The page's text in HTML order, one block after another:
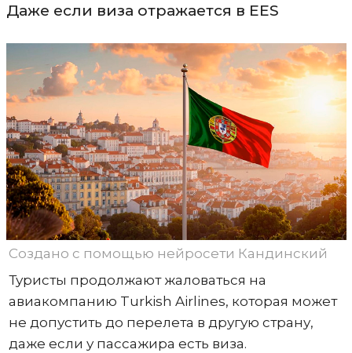
Даже если виза отражается в EES
Создано с помощью нейросети Кандинский
Туристы продолжают жаловаться на
авиакомпанию Turkish Airlines, которая может
не допустить до перелета в другую страну,
даже если у пассажира есть виза.